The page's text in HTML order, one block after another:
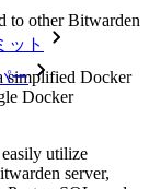
ット
ー
to other Bitwarden
simplified Docker
Docker
utilize
server,